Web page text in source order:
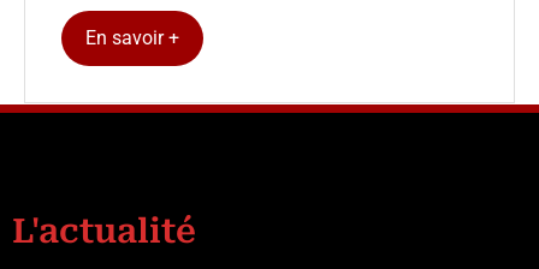
En savoir +
L'actualité